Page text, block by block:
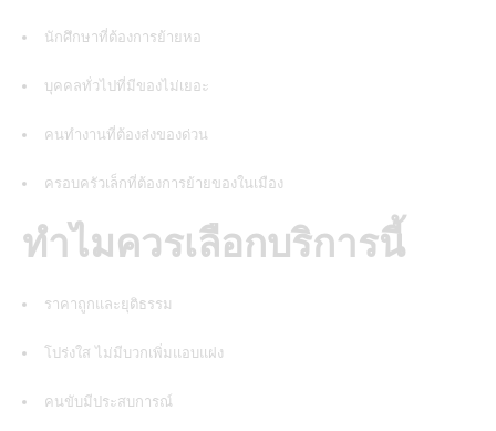
นักศึกษาที่ต้องการย้ายหอ
บุคคลทั่วไปที่มีของไม่เยอะ
คนทำงานที่ต้องส่งของด่วน
ครอบครัวเล็กที่ต้องการย้ายของในเมือง
ทำไมควรเลือกบริการนี้
ราคาถูกและยุติธรรม
โปร่งใส ไม่มีบวกเพิ่มแอบแฝง
คนขับมีประสบการณ์